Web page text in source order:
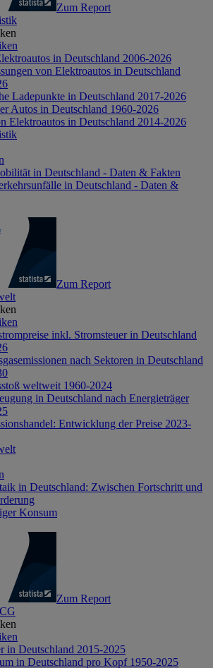
Zum Report
in Deutschland 2006-2026
von Elektroautos in Deutschland
Ladepunkte in Deutschland 2017-2026
Autos in Deutschland 1960-2026
Elektroautos in Deutschland 2014-2026
in Deutschland - Daten & Fakten
in Deutschland - Daten &
Zum Report
inkl. Stromsteuer in Deutschland
nach Sektoren in Deutschland
weltweit 1960-2024
in Deutschland nach Energieträger
Entwicklung der Preise 2023-
in Deutschland: Zwischen Fortschritt und
Konsum
Zum Report
in Deutschland 2015-2025
in Deutschland pro Kopf 1950-2025